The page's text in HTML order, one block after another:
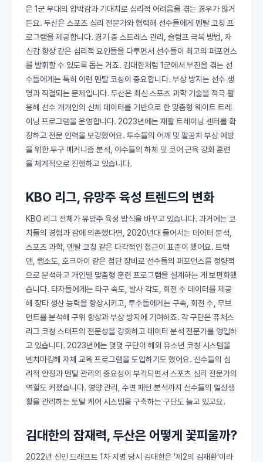
은 1군 무대의 압박감과 기대치로 심리적 어려움을 겪는 경우가 많거
든요. 두산은 스포츠 심리 전문가와 협력해 선수들에게 멘탈 코칭 프
로그램을 제공합니다. 경기 중 스트레스 관리, 슬럼프 극복 방법, 자
신감 향상 같은 심리적 요인들을 다루면서 선수들이 최고의 퍼포먼스
를 발휘할 수 있도록 돕는 거죠. 김대한처럼 1군에서 부진을 겪는 선
수들에게는 특히 이런 멘탈 코칭이 중요합니다. 부상 방지는 선수 생
명과 직결되는 문제입니다. 두산은 최신 스포츠 과학 기술을 적극 활
용해 선수 개개인의 신체 데이터를 기반으로 한 맞춤형 웨이트 트레
이닝 프로그램을 운영합니다. 2023년에는 재활 트레이닝 센터를 확
장하고 전문 인력을 보강했어요. 투수들의 어깨 및 팔꿈치 부상 예방
을 위한 투구 메커니즘 분석, 야수들의 하체 및 코어 근육 강화 훈련
을 체계적으로 진행하고 있습니다.
KBO 리그, 유망주 육성 트렌드의 변화
KBO 리그 전체가 유망주 육성 방식을 바꾸고 있습니다. 과거에는 코
치들의 경험과 감에 의존했다면, 2020년대 들어서는 데이터 분석,
스포츠 과학, 멘탈 코칭 같은 다각적인 접근이 표준이 됐어요. 트랙
맨, 랩소도, 호크아이 같은 첨단 장비로 선수들의 퍼포먼스를 정량적
으로 분석하고 개인별 맞춤형 훈련 프로그램을 설계하는 게 보편화됐
습니다. 타자들에게는 타구 속도, 발사 각도, 회전 수 데이터를 제공
해 장타 생산 능력을 향상시키고, 투수들에게는 구속, 회전 수, 무브
먼트를 분석해 구위 향상과 부상 방지에 기여하죠. 각 구단은 퓨처스
리그 코칭 스태프의 전문성을 강화하고 데이터 분석 전문가를 영입하
고 있습니다. 2023년에는 몇몇 구단이 해외 유소년 코칭 시스템을
벤치마킹해 자체 교육 프로그램을 도입하기도 했어요. 선수들의 심
리적 안정과 멘탈 관리의 중요성이 부각되면서 스포츠 심리 전문가의
역할도 커졌습니다. 영양 관리, 수면 패턴 분석까지 선수들의 일상생
활을 관리하는 토탈 케어 시스템을 구축하는 구단도 늘고 있고요.
김대한의 잠재력, 두산은 어떻게 꽃피울까?
2022년 신인 드래프트 1차 지명 당시 김대한은 '제2의 김재환'이라